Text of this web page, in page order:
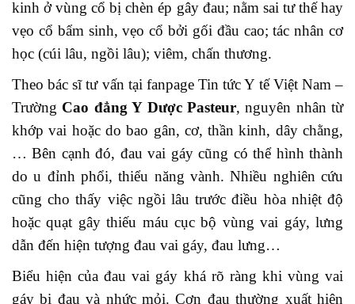
kinh ở vùng cổ bị chèn ép gây đau; nằm sai tư thế hay
vẹo cổ bẩm sinh, vẹo cổ bởi gối đầu cao; tác nhân cơ
học (cúi lâu, ngồi lâu); viêm, chấn thương.
Theo bác sĩ tư vấn tại fanpage Tin tức Y tế Việt Nam –
Trường Cao đẳng Y Dược Pasteur, nguyên nhân từ
khớp vai hoặc do bao gân, cơ, thần kinh, dây chằng,
… Bên cạnh đó, đau vai gáy cũng có thể hình thành
do u đỉnh phổi, thiểu năng vành. Nhiều nghiên cứu
cũng cho thấy việc ngồi lâu trước điều hòa nhiệt độ
hoặc quạt gây thiếu máu cục bộ vùng vai gáy, lưng
dẫn đến hiện tượng đau vai gáy, đau lưng…
Biểu hiện của đau vai gáy khá rõ ràng khi vùng vai
gáy bị đau và nhức mỏi. Cơn đau thường xuất hiện